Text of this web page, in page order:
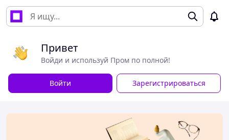
Привет
Войди и используй Пром по полной!
Войти Зарегистрироваться